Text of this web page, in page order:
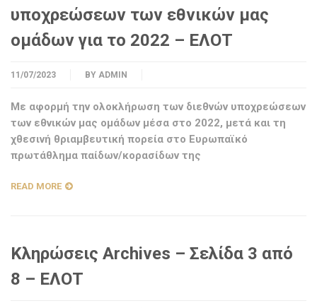
υποχρεώσεων των εθνικών μας
ομάδων για το 2022 – ΕΛΟΤ
11/07/2023 BY ADMIN
Με αφορμή την ολοκλήρωση των διεθνών υποχρεώσεων
των εθνικών μας ομάδων μέσα στο 2022, μετά και τη
χθεσινή θριαμβευτική πορεία στο Ευρωπαϊκό
πρωτάθλημα παίδων/κορασίδων της
READ MORE
Κληρώσεις Archives – Σελίδα 3 από
8 – ΕΛΟΤ